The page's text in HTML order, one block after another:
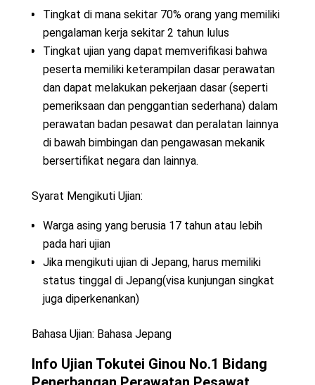
Tingkat di mana sekitar 70% orang yang memiliki
pengalaman kerja sekitar 2 tahun lulus
Tingkat ujian yang dapat memverifikasi bahwa
peserta memiliki keterampilan dasar perawatan
dan dapat melakukan pekerjaan dasar (seperti
pemeriksaan dan penggantian sederhana) dalam
perawatan badan pesawat dan peralatan lainnya
di bawah bimbingan dan pengawasan mekanik
bersertifikat negara dan lainnya.
Syarat Mengikuti Ujian:
Warga asing yang berusia 17 tahun atau lebih
pada hari ujian
Jika mengikuti ujian di Jepang, harus memiliki
status tinggal di Jepang(visa kunjungan singkat
juga diperkenankan)
Bahasa Ujian: Bahasa Jepang
Info Ujian Tokutei Ginou No.1 Bidang